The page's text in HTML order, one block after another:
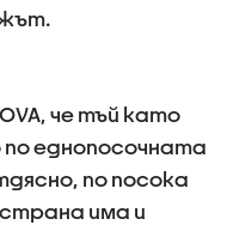
че тъй като
еднопосочната
по посока
има и